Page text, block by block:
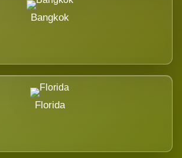
Bangkok
Florida